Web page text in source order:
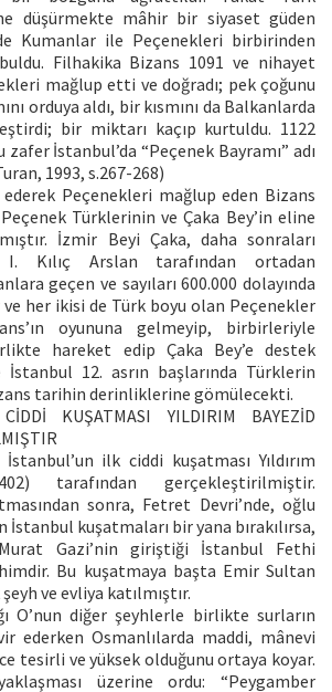
düşürmekte mâhir bir siyaset güden
Kumanlar ile Peçenekleri birbirinden
Filhakika Bizans 1091 ve nihayet
mağlup etti ve doğradı; pek çoğunu
orduya aldı, bir kısmını da Balkanlarda
bir miktarı kaçıp kurtuldu. 1122
zafer İstanbul’da “Peçenek Bayramı” adı
1993, s.267-268)
Peçenekleri mağlup eden Bizans
Türklerinin ve Çaka Bey’in eline
İzmir Beyi Çaka, daha sonraları
I. Kılıç Arslan tarafından ortadan
geçen ve sayıları 600.000 dolayında
her ikisi de Türk boyu olan Peçenekler
oyununa gelmeyip, birbirleriyle
hareket edip Çaka Bey’e destek
12. asrın başlarında Türklerin
tarihin derinliklerine gömülecekti.
KUŞATMASI YILDIRIM BAYEZİD
ilk ciddi kuşatması Yıldırım
tarafından gerçekleştirilmiştir.
sonra, Fetret Devri’nde, oğlu
İstanbul kuşatmaları bir yana bırakılırsa,
Gazi’nin giriştiği İstanbul Fethi
Bu kuşatmaya başta Emir Sultan
ve evliya katılmıştır.
O’nun diğer şeyhlerle birlikte surların
ederken Osmanlılarda maddi, mânevi
tesirli ve yüksek olduğunu ortaya koyar.
üzerine ordu: “Peygamber